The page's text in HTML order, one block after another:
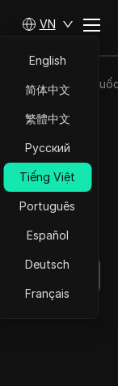
VN
English
简体中文
繁體中文
Русский
Tiếng Việt
Português
Español
Deutsch
Français
Kông, Trung
tại ở